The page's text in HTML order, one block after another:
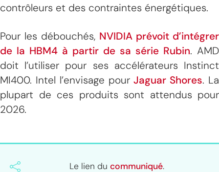
contrôleurs et des contraintes énergétiques.
Pour les débouchés, NVIDIA prévoit d’intégrer
de la HBM4 à partir de sa série Rubin. AMD
doit l’utiliser pour ses accélérateurs Instinct
MI400. Intel l’envisage pourJaguar Shores. La
plupart de ces produits sont attendus pour
2026.
Le lien du communiqué.